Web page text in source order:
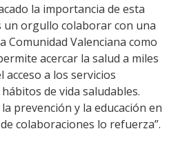
la importancia de esta
un orgullo colaborar con una
Comunidad Valenciana como
acercar la salud a miles
acceso a los servicios
de vida saludables.
prevención y la educación en
colaboraciones lo refuerza”.